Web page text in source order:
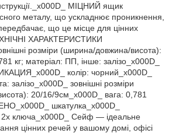
МІЦНИЙ ящик
металу, що ускладнює проникнення,
що це місце для цінних
ХАРАКТЕРИСТИКИ
розміри (ширина/довжина/висота):
кг; матеріал: ПП, інше: залізо_x000D_
колір: чорний_x000D_
залізо_x000D_ зовнішні розміри
20/16/9см_x000D_ вага: 0,781
шкатулка_x000D_
2x ключа_x000D_ Сейф — ідеальне
цінних речей у вашому домі, офісі